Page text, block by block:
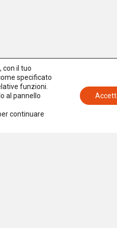
con il tuo
specificato
funzioni.
al pannello
continuare